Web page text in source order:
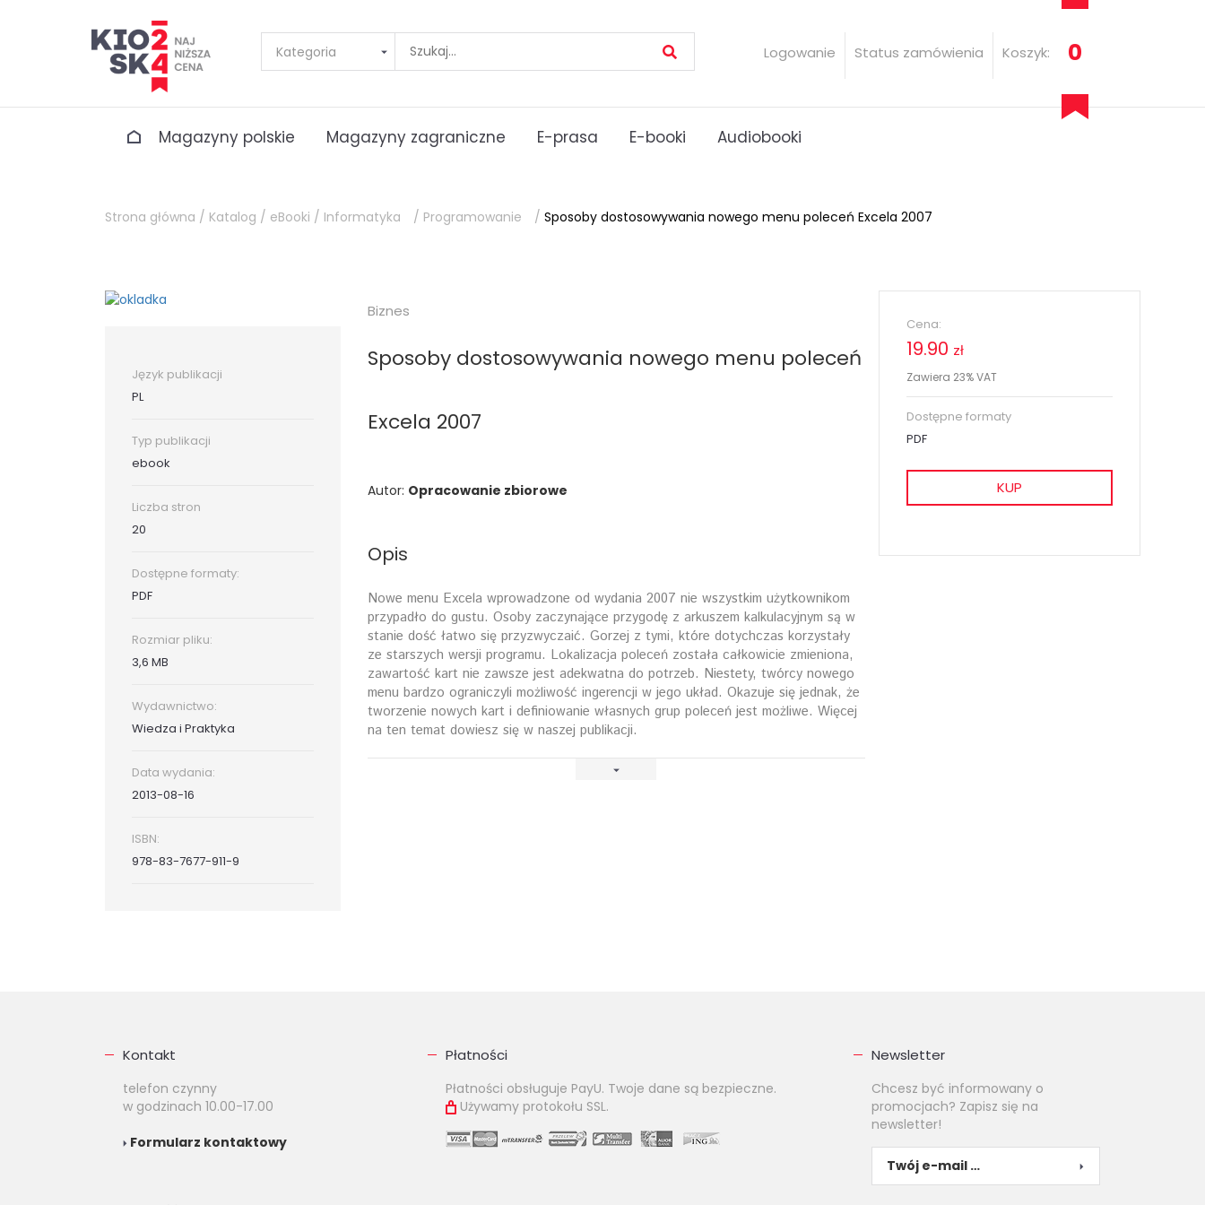
Logowanie Status zamówienia Koszyk: 0
Magazyny polskie Magazyny zagraniczne E-prasa E-booki Audiobooki
Strona główna / Katalog / eBooki / Informatyka / Programowanie / Sposoby dostosowywania nowego menu poleceń Excela 2007
Język publikacji
PL
Typ publikacji
ebook
Liczba stron
20
Dostępne formaty:
PDF
Rozmiar pliku:
3,6 MB
Wydawnictwo:
Wiedza i Praktyka
Data wydania:
2013-08-16
ISBN:
978-83-7677-911-9
Biznes
Sposoby dostosowywania nowego menu poleceń
Excela 2007
Autor: Opracowanie zbiorowe
Opis
Nowe menu Excela wprowadzone od wydania 2007 nie wszystkim użytkownikom
przypadło do gustu. Osoby zaczynające przygodę z arkuszem kalkulacyjnym są w
stanie dość łatwo się przyzwyczaić. Gorzej z tymi, które dotychczas korzystały
ze starszych wersji programu. Lokalizacja poleceń została całkowicie zmieniona,
zawartość kart nie zawsze jest adekwatna do potrzeb. Niestety, twórcy nowego
menu bardzo ograniczyli możliwość ingerencji w jego układ. Okazuje się jednak, że
tworzenie nowych kart i definiowanie własnych grup poleceń jest możliwe. Więcej
na ten temat dowiesz się w naszej publikacji.
Cena:
19.90 zł
Zawiera 23% VAT
Dostępne formaty
PDF
KUP
Kontakt
telefon czynny
w godzinach 10.00-17.00
Formularz kontaktowy
Płatności
Płatności obsługuje PayU. Twoje dane są bezpieczne.
Używamy protokołu SSL.
Newsletter
Chcesz być informowany o
promocjach? Zapisz się na
newsletter!